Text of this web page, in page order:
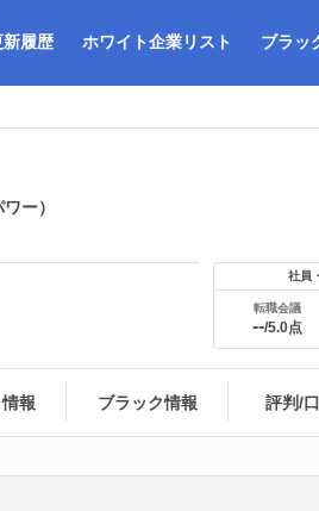
履歴 ホワイト企業リスト ブラッ
ー）
社員
転職会議
--/5.0点
報 ブラック情報 評判/